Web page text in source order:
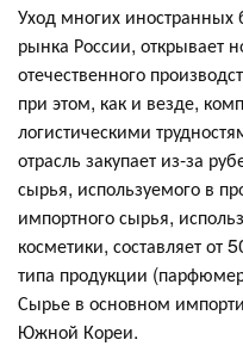
Уход многих иностранных
рынка России, открывает
отечественного
при этом, как и везде,
логистическими
отрасль закупает из-за
сырья, используемого в
импортного сырья,
косметики, составляет от
типа продукции
Сырье в основном
Южной Кореи.